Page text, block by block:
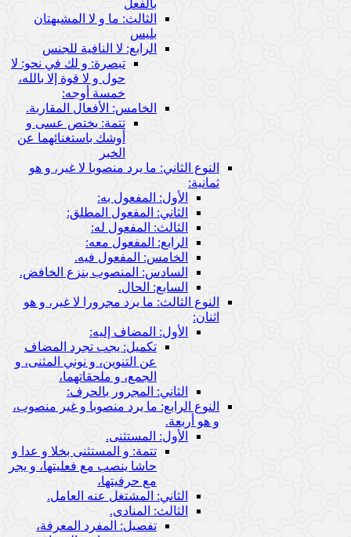
بالفعل
الثالث: ما و لا المشبهتان
بليس
الرابع: لا النافية للجنس
تبصرة: و لك في نحو: لا
حول و لا قوة إلا بالله،
خمسة أوجه:
الخامس: الأفعال المقاربة.
تتمة: يختص عسى و
أوشك باستغنائهما عن
الخبر
النوع الثاني: ما يرد منصوبا لا غير، و هو
ثمانية:
الأول: المفعول به:
الثاني: المفعول المطلق:
الثالث: المفعول له:
الرابع: المفعول معه:
الخامس: المفعول فيه.
السادس: المنصوب بنزع الخافض.
السابع: الحال.
النوع الثالث: ما يرد مجرورا لا غير، و هو
اثنان:
الأول: المضاف إليه:
تكميل: يجب تجرد المضاف
عن التنوين، و نوني المثنى، و
الجمع، و ملحقاتهما،
الثاني: المجرور بالحرف:
النوع الرابع: ما يرد منصوبا و غير منصوب،
و هو أربعة.
الأول: المستثنى.
تتمة: و المستثنى بخلا و عدا و
حاشا ينصب مع فعليتها، و يجر
مع حرفيتها،
الثاني: المشتغل عنه العامل.
الثالث: المنادى.
تفصيل: المفرد المعرفة،